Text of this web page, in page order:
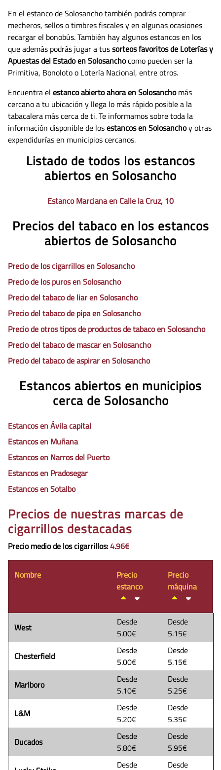
En el estanco de Solosancho también podrás comprar
mecheros, sellos o timbres fiscales y en algunas ocasiones
recargar el bonobús. También hay algunos estancos en los
que además podrás jugar a tussorteos favoritos de Loterías y
Apuestas del Estado en Solosanchocomo pueden ser la
Primitiva, Bonoloto o Lotería Nacional, entre otros.
Encuentra el estanco abierto ahora en Solosanchomás
cercano a tu ubicación y llega lo más rápido posible a la
tabacalera más cerca de ti. Te informamos sobre toda la
información disponible de losestancos en Solosanchoy otras
expendidurías en municipios cercanos.
Listado de todos los estancos
abiertos en Solosancho
Estanco Marciana en Calle la Cruz, 10
Precios del tabaco en los estancos
abiertos de Solosancho
Precio de los cigarrillos en Solosancho
Precio de los puros en Solosancho
Precio del tabaco de liar en Solosancho
Precio del tabaco de pipa en Solosancho
Precio de otros tipos de productos de tabaco en Solosancho
Precio del tabaco de mascar en Solosancho
Precio del tabaco de aspirar en Solosancho
Estancos abiertos en municipios
cerca de Solosancho
Estancos en Ávila capital
Estancos en Muñana
Estancos en Narros del Puerto
Estancos en Pradosegar
Estancos en Sotalbo
Precios de nuestras marcas de
cigarrillos destacadas
Precio medio de los cigarrillos:4.96€
Nombre
Precio
estanco
Precio
máquina
West
Desde
5.00€
Desde
5.15€
Chesterfield
Desde
5.00€
Desde
5.15€
Marlboro
Desde
5.10€
Desde
5.25€
L&M
Desde
5.20€
Desde
5.35€
Ducados
Desde
5.80€
Desde
5.95€
Desde Desde